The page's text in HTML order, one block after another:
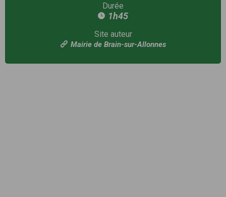
Durée
1h45
Site auteur
Mairie de Brain-sur-Allonnes